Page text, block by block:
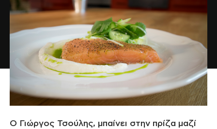
O Γιώργος Τσούλης, μπαίνει στην πρίζα μαζί